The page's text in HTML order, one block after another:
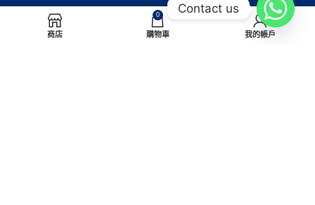
自製利是封
商店
0
購物車 我的帳戶
Contact us